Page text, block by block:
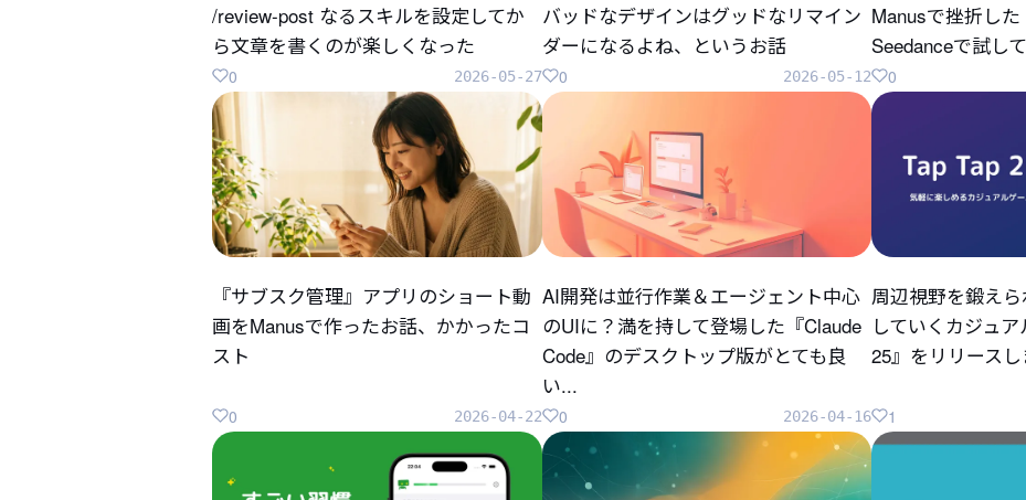
/review-post なるスキルを設定してか
ら文章を書くのが楽しくなった
2026-05-27
0
バッドなデザインはグッドなリマイン
ダーになるよね、というお話
2026-05-12
0
Manusで挫折し
Seedanceで試し
0
『サブスク管理』アプリのショート動
画をManusで作ったお話、かかったコ
スト
2026-04-22
0
AI開発は並行作業＆エージェント中心
のUIに？満を持して登場した『Claude
Code』のデスクトップ版がとても良
い...
2026-04-16
0
周辺視野を鍛え
していくカジュ
25』をリリース
1